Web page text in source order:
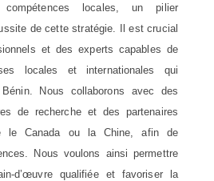
compétences locales, un pilier
de cette stratégie. Il est crucial
et des experts capables de
locales et internationales qui
Nous collaborons avec des
de recherche et des partenaires
le Canada ou la Chine, afin de
Nous voulons ainsi permettre
d’œuvre qualifiée et favoriser la